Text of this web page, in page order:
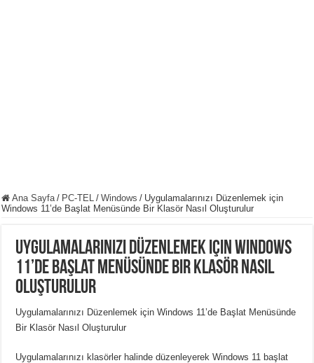
Ana Sayfa / PC-TEL / Windows / Uygulamalarınızı Düzenlemek için
Windows 11’de Başlat Menüsünde Bir Klasör Nasıl Oluşturulur
Uygulamalarınızı Düzenlemek için Windows
11’de Başlat Menüsünde Bir Klasör Nasıl
Oluşturulur
Uygulamalarınızı Düzenlemek için Windows 11’de Başlat Menüsünde
Bir Klasör Nasıl Oluşturulur
Uygulamalarınızı klasörler halinde düzenleyerek Windows 11 başlat